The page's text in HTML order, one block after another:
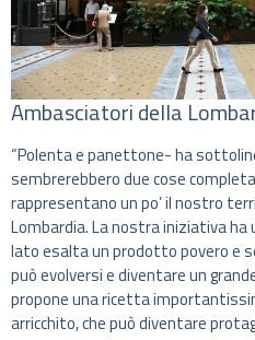
Ambasciatori della
“Polenta e panettone- ha
sembrerebbero due cose
rappresentano un po’ il nostro
Lombardia. La nostra iniziativa ha
lato esalta un prodotto povero e
può evolversi e diventare un
propone una ricetta
arricchito, che può diventare